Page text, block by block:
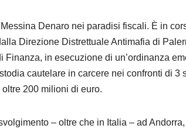
Messina Denaro nei paradisi fiscali. È in
Direzione Distrettuale Antimafia di
Finanza, in esecuzione di un’ordinanza
cautelare in carcere nei confronti di 3
200 milioni di euro.
– oltre che in Italia – ad